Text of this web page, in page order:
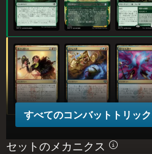
暑(あつ)さに萎(しお)れるストレス夢(む) 鮮(あざ)やか
すべてのコンバットトリッ
セットのメカニクス